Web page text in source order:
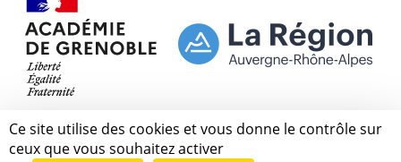
Ce site utilise des cookies et vous donne le contrôle sur
ceux que vous souhaitez activer